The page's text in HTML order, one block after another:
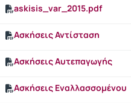
askisis_var_2015.pdf
Ασκήσεις Αντίσταση
Ασκήσεις Αυτεπαγωγής
Ασκήσεις Εναλλασσομένου